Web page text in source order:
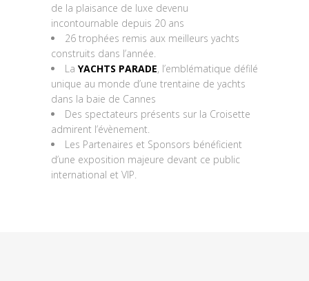
de la plaisance de luxe devenu
incontournable depuis 20 ans
26 trophées remis aux meilleurs yachts
construits dans l’année.
La YACHTS PARADE, l’emblématique défilé
unique au monde d’une trentaine de yachts
dans la baie de Cannes
Des spectateurs présents sur la Croisette
admirent l’évènement.
Les Partenaires et Sponsors bénéficient
d’une exposition majeure devant ce public
international et VIP.